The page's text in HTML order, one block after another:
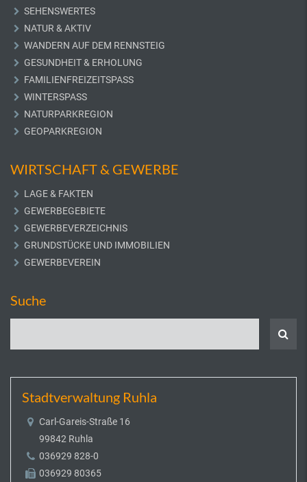
SEHENSWERTES
NATUR & AKTIV
WANDERN AUF DEM RENNSTEIG
GESUNDHEIT & ERHOLUNG
FAMILIENFREIZEITSPASS
WINTERSPASS
NATURPARKREGION
GEOPARKREGION
WIRTSCHAFT & GEWERBE
LAGE & FAKTEN
GEWERBEGEBIETE
GEWERBEVERZEICHNIS
GRUNDSTÜCKE UND IMMOBILIEN
GEWERBEVEREIN
Suche
Stadtverwaltung Ruhla
Carl-Gareis-Straße 16
99842 Ruhla
036929 828-0
036929 80365